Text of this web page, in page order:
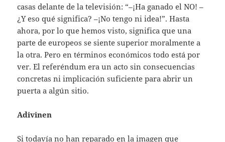
casas delante de la televisión: “–¡Ha ganado el NO! –
¿Y eso qué significa? –¡No tengo ni idea!”. Hasta
ahora, por lo que hemos visto, significa que una
parte de europeos se siente superior moralmente a
la otra. Pero en términos económicos todo está por
ver. El referéndum era un acto sin consecuencias
concretas ni implicación suficiente para abrir un
puerta a algún sitio.
Adivinen
Si todavía no han reparado en la imagen que